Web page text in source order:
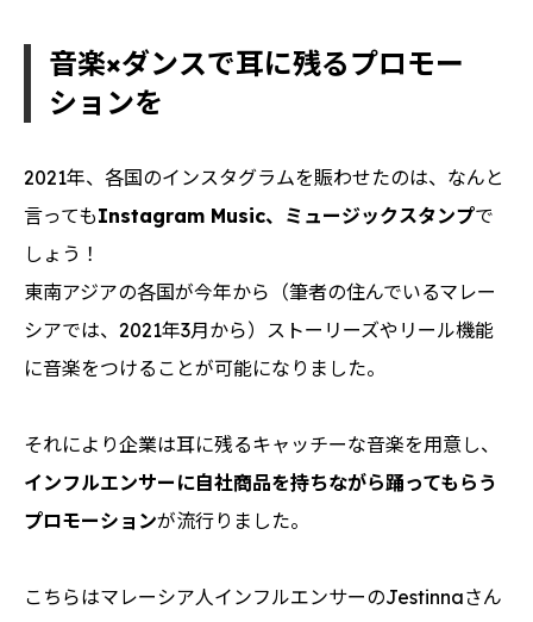
音楽×ダンスで耳に残るプロモー
ションを
2021年、各国のインスタグラムを賑わせたのは、なんと
言ってもInstagram Music、ミュージックスタンプで
しょう！
東南アジアの各国が今年から（筆者の住んでいるマレー
シアでは、2021年3月から）ストーリーズやリール機能
に音楽をつけることが可能になりました。
それにより企業は耳に残るキャッチーな音楽を用意し、
インフルエンサーに自社商品を持ちながら踊ってもらう
プロモーションが流行りました。
こちらはマレーシア人インフルエンサーのJestinnaさん